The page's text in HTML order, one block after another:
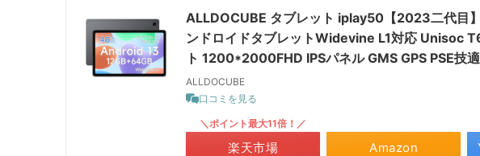
ALLDOCUBE タブレット iplay50【2023二代目
ンドロイドタブレットWidevine L1対応 Unisoc
ト 1200*2000FHD IPSパネル GMS GPS PSE技
ALLDOCUBE
口コミを見る
Amazon
＼ポイント最大11倍！／
楽天市場